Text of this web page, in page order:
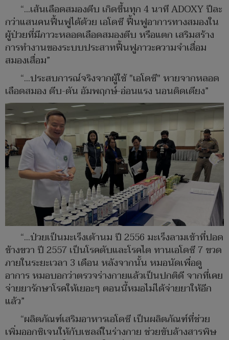
“…เส้นเลือดสมองตีบ เกิดขึ้นทุก 4 นาที ADOXY ปีละ
กว่าแสนคนฟื้นฟูได้ด้วย เอโดซี ฟื้นฟูอาการทางสมองใน
ผู้ป่วยที่มีภาวะหลอดเลือดสมองตีบ หรือแตก เสริมสร้าง
การทำงานของระบบประสาทฟื้นฟูภาวะความจำเสื่อม
สมองเสื่อม”
“…ประสบการณ์จริงจากผู้ใช้ "เอโดซี" หายจากหลอด
เลือดสมอง ตีบ-ตัน อัมพฤกษ์-อ่อนแรง นอนติดเตียง”
“…ป่วยเป็นมะเร็งเต้านม ปี 2556 มะเร็งลามเข้าที่ปอด
ข้างขวา ปี 2557 เป็นโรคตับและโรคไต ทานเอโดซี 7 ขวด
ภายในระยะเวลา 3 เดือน หลังจากนั้น หมอนัดเพื่อดู
อาการ หมอบอกว่าตรวจร่างกายแล้วเป็นปกติดี จากที่เคย
จ่ายยารักษาโรคให้เยอะๆ ตอนนี้หมอไม่ได้จ่ายยาให้อีก
แล้ว”
“ผลิตภัณฑ์เสริมอาหารเอโดซี เป็นผลิตภัณฑ์ที่ช่วย
เพิ่มออกซิเจนให้กับเซลล์ในร่างกาย ช่วยขับล้างสารพิษ